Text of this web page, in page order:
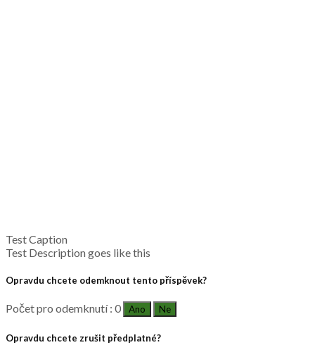
Test Caption
Test Description goes like this
Opravdu chcete odemknout tento příspěvek?
Počet pro odemknutí : 0 Ano Ne
Opravdu chcete zrušit předplatné?